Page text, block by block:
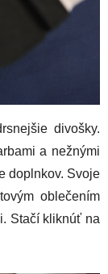
divošky.
a nežnými
doplnkov. Svoje
oblečením
Stačí kliknúť na